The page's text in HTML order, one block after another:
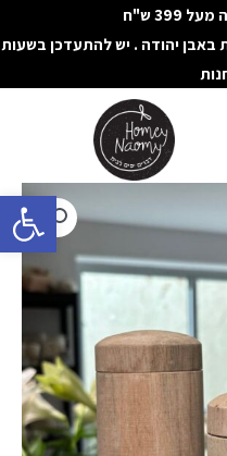
פתח
ש"ח
באבן יהודה . יש להתעדכן בשעות